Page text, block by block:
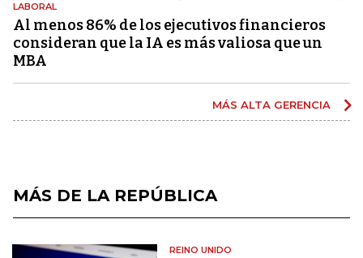
LABORAL
Al menos 86% de los ejecutivos financieros
consideran que la IA es más valiosa que un
MBA
MÁS ALTA GERENCIA
MÁS DE LA REPÚBLICA
REINO UNIDO